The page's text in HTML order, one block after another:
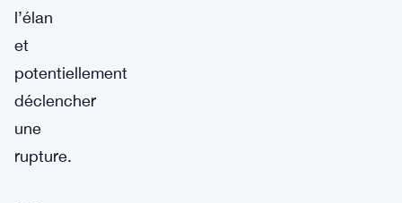
l’élan
et
potentiellement
déclencher
une
rupture.